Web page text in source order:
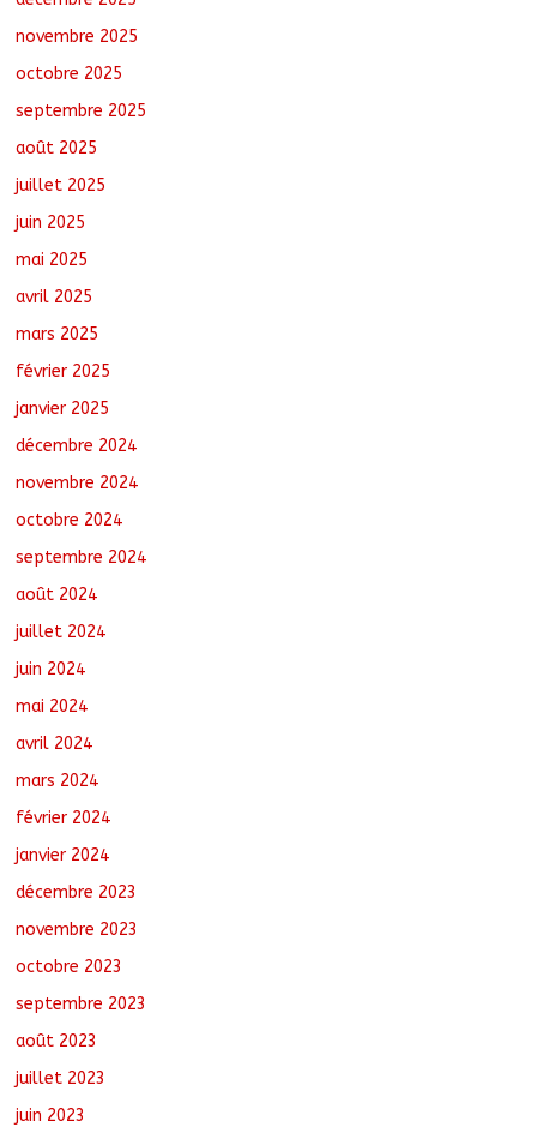
novembre 2025
octobre 2025
septembre 2025
août 2025
juillet 2025
juin 2025
mai 2025
avril 2025
mars 2025
février 2025
janvier 2025
décembre 2024
novembre 2024
octobre 2024
septembre 2024
août 2024
juillet 2024
juin 2024
mai 2024
avril 2024
mars 2024
février 2024
janvier 2024
décembre 2023
novembre 2023
octobre 2023
septembre 2023
août 2023
juillet 2023
juin 2023